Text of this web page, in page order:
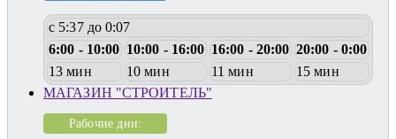
с 5:37 до 0:07
6:00 - 10:00 10:00 - 16:00 16:00 - 20:00 20:00 - 0:00
13 мин
10 мин 11 мин
15 мин
МАГАЗИН "СТРОИТЕЛЬ"
Рабочие дни: